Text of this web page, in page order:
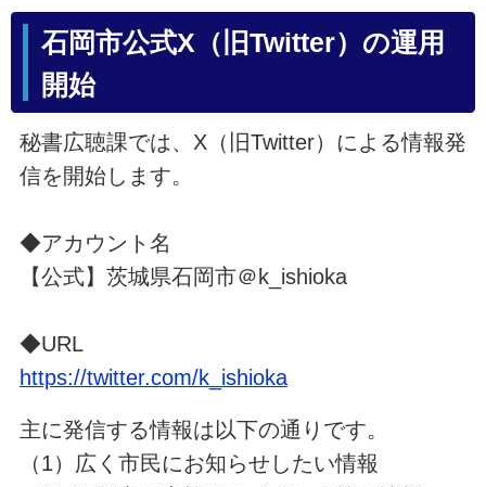
石岡市公式X（旧Twitter）の運用
開始
秘書広聴課では、X（旧Twitter）による情報発
信を開始します。
◆アカウント名
【公式】茨城県石岡市＠ k_ishioka
◆URL
https://twitter.com/k_ishioka
主に発信する情報は以下の通りです。
（1）広く市民にお知らせしたい情報